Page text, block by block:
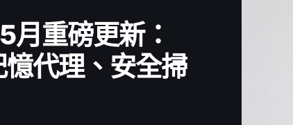
重磅更新：
代理、安全掃